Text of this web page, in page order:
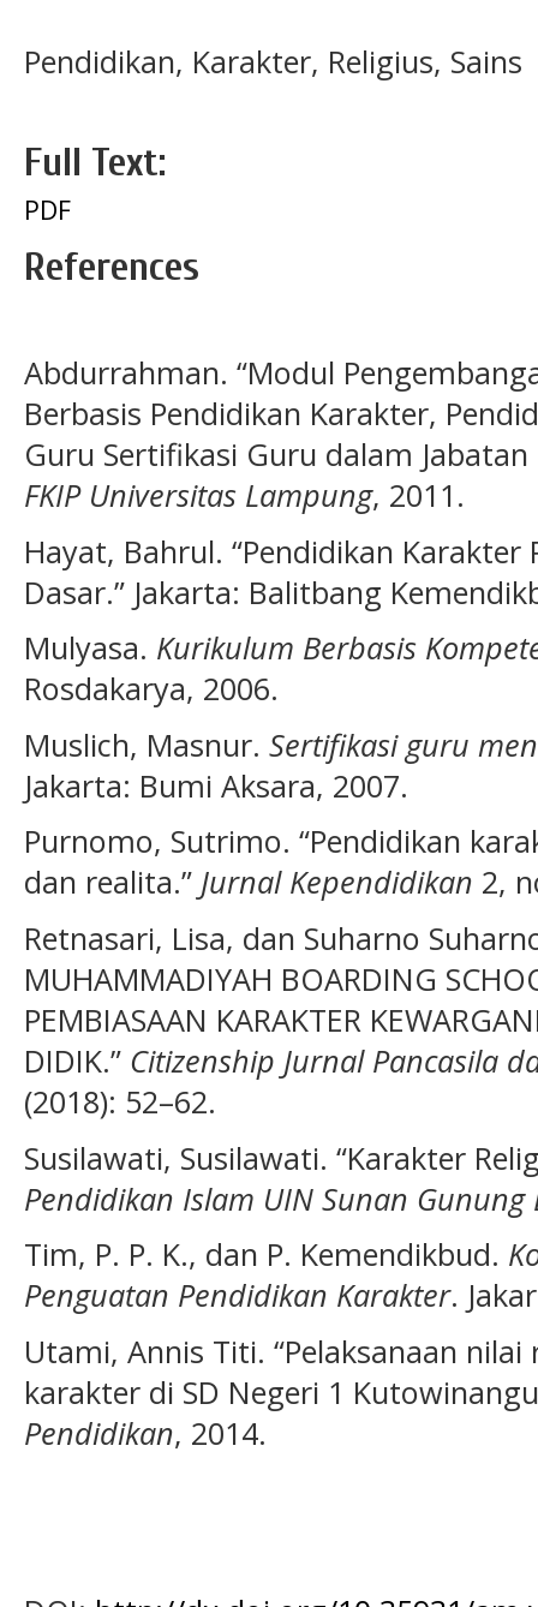
Pendidikan, Karakter, Religius, Sains
Full Text:
PDF
References
Abdurrahman. “Modul
Berbasis Pendidikan Karakter,
Guru Sertifikasi Guru dalam
FKIP Universitas Lampung, 2011.
Hayat, Bahrul. “Pendidikan Karakter
Dasar.” Jakarta: Balitbang
Mulyasa. Kurikulum Berbasis
Rosdakarya, 2006.
Muslich, Masnur. Sertifikasi guru
Jakarta: Bumi Aksara, 2007.
Purnomo, Sutrimo. “Pendidikan
dan realita.” Jurnal Kependidikan 2,
Retnasari, Lisa, dan Suharno
MUHAMMADIYAH BOARDING
PEMBIASAAN KARAKTER
DIDIK.” Citizenship Jurnal Pancasila
(2018): 52–62.
Susilawati, Susilawati. “Karakter
Pendidikan Islam UIN Sunan Gunung
Tim, P. P. K., dan P. Kemendikbud.
Penguatan Pendidikan Karakter.
Utami, Annis Titi. “Pelaksanaan
karakter di SD Negeri 1
Pendidikan, 2014.